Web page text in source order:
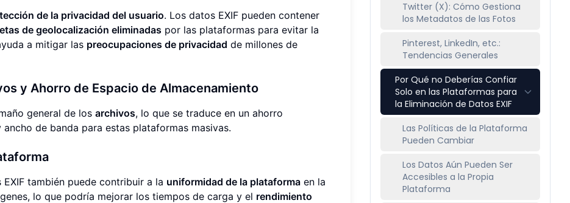
de la privacidad del usuario. Los datos EXIF pueden contener
de geolocalización eliminadas por las plataformas para evitar la
a mitigar las preocupaciones de privacidad de millones de
y Ahorro de Espacio de Almacenamiento
general de los archivos, lo que se traduce en un ahorro
de banda para estas plataformas masivas.
también puede contribuir a la uniformidad de la plataforma en la
lo que podría mejorar los tiempos de carga y el rendimiento
Twitter (X): Cómo Gestiona
los Metadatos de las Fotos
Pinterest, LinkedIn, etc.:
Tendencias Generales
Por Qué no Deberías Confiar
Solo en las Plataformas para
la Eliminación de Datos EXIF
Las Políticas de la Plataforma
Pueden Cambiar
Los Datos Aún Pueden Ser
Accesibles a la Propia
Plataforma